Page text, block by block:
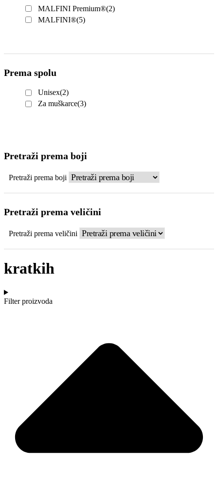
MALFINI Premium®(2)
MALFINI®(5)
Prema spolu
Unisex(2)
Za muškarce(3)
Pretraži prema boji
Pretraži prema boji
Pretraži prema veličini
Pretraži prema veličini
kratkih
Filter proizvoda